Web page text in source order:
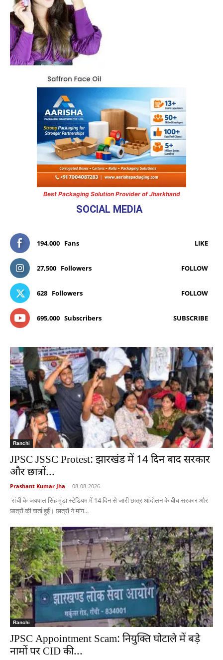
Best Packaging Solution Provider of Jharkhand
SOCIAL MEDIA
194,000 Fans LIKE
27,500 Followers FOLLOW
628 Followers FOLLOW
695,000 Subscribers SUBSCRIBE
Ranchi
JPSC JSSC Protest: झारखंड में 14 दिन बाद सरकार
और छात्रों...
Prashant Kumar Jha - 08-08-2026
रांची के जयपाल सिंह मुंडा स्टेडियम में 14 दिन से जारी छात्र आंदोलन के बीच सरकार और
छात्रों की वार्ता हुई। छात्रों ने मांग...
Ranchi
JPSC Appointment Scam: नियुक्ति घोटाले में बड़े
नामों पर CID की...